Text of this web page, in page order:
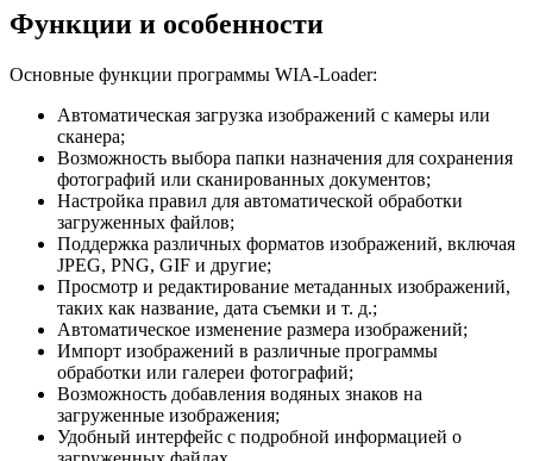
Функции и особенности
Основные функции программы WIA-Loader:
Автоматическая загрузка изображений с камеры или
сканера;
Возможность выбора папки назначения для сохранения
фотографий или сканированных документов;
Настройка правил для автоматической обработки
загруженных файлов;
Поддержка различных форматов изображений, включая
JPEG, PNG, GIF и другие;
Просмотр и редактирование метаданных изображений,
таких как название, дата съемки и т. д.;
Автоматическое изменение размера изображений;
Импорт изображений в различные программы
обработки или галереи фотографий;
Возможность добавления водяных знаков на
загруженные изображения;
Удобный интерфейс с подробной информацией о